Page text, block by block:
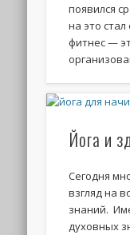
появился
на это
фитнес —
Йога и
Сегодня
взгляд на
знаний.
духовных